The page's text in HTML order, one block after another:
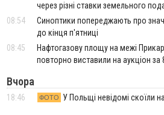
через різні ставки земельного
08:54
Синоптики попереджають про
до кінця п'ятниці
08:45
Нафтогазову площу на межі
повторно виставили на аукціон за
Вчора
18:46 ФОТО
У Польщі невідомі скоїли